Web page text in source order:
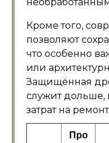
Кроме того,
позволяют
что особенно
или
Защищённая
служит дольше,
затрат на
Про